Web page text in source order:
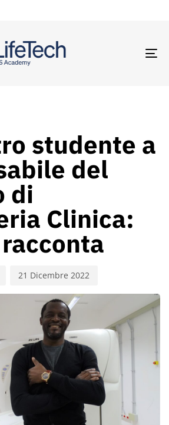
studente a
del
di
Clinica:
21 Dicembre 2022